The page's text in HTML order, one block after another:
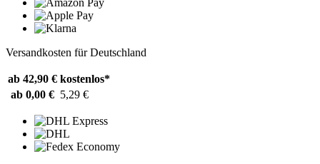
Versandkosten für Deutschland
ab 42,90 € kostenlos*
ab 0,00 € 5,29 €